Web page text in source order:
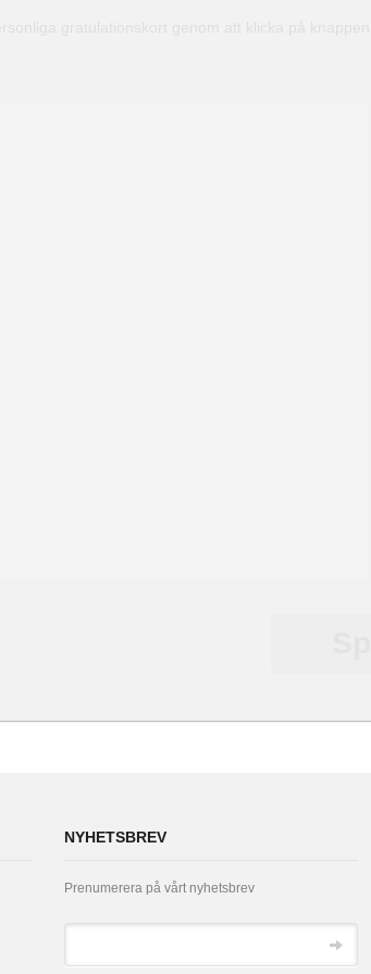
NYHETSBREV
Prenumerera på vårt nyhetsbrev